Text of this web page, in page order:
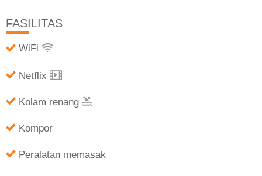
FASILITAS
WiFi
Netflix
Kolam renang
Kompor
Peralatan memasak